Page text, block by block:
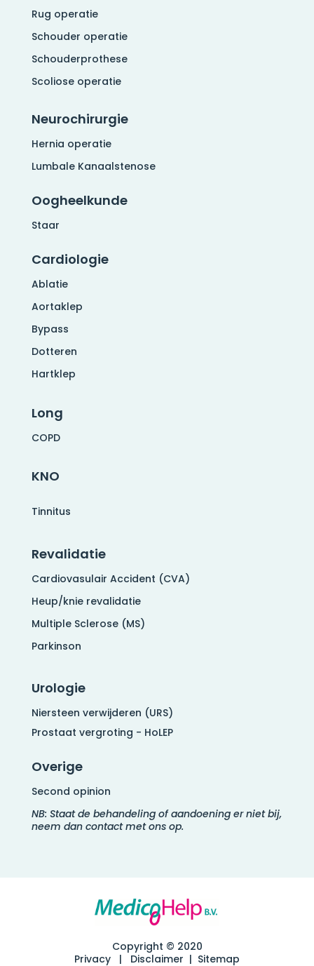
Rug operatie
Schouder operatie
Schouderprothese
Scoliose operatie
Neurochirurgie
Hernia operatie
Lumbale Kanaalstenose
Oogheelkunde
Staar
Cardiologie
Ablatie
Aortaklep
Bypass
Dotteren
Hartklep
Long
COPD
KNO
Tinnitus
Revalidatie
Cardiovasulair Accident (CVA)
Heup/knie revalidatie
Multiple Sclerose (MS)
Parkinson
Urologie
Niersteen verwijderen (URS)
Prostaat vergroting - HoLEP
Overige
Second opinion
NB: Staat de behandeling of aandoening er niet bij,
neem dan contact met ons op.
Copyright © 2020
Privacy | Disclaimer | Sitemap